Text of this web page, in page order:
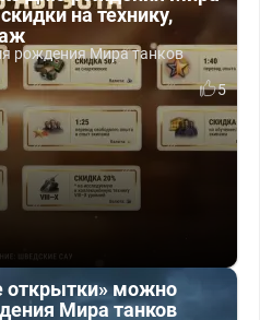
на технику,
рождения Мира танков
5
открытки» можно
Мира танков